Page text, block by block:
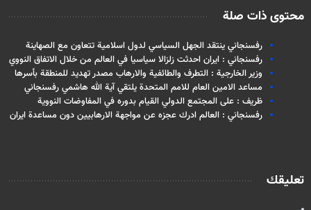
محتوى ذات صلة
رفسنجاني ينتقد الجهل السياسي لدول اسلامية تتعاون مع الصهاينة
رفسنجاني : ايران احدثت زلزالا سياسيا في العالم من خلال الاتفاق النووي
وزير الخارجية : التطرف والطائفية والارهاب مصدر تهديد للمنطقة بأسرها
مساعد الامين العام للامم المتحدة يلتقي آية الله هاشمي رفسنجاني
ظريف : على المجتمع الدولي القيام بدوره في المفاوضات النووية
رفسنجاني : العالم ادرك عجزه عن مواجهة الارهابيين دون مساعدة ايران
تعليقك